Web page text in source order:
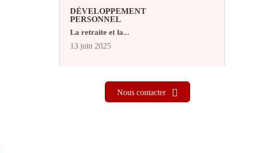
DÉVELOPPEMENT
PERSONNEL
La retraite et la...
13 juin 2025
Nous contacter